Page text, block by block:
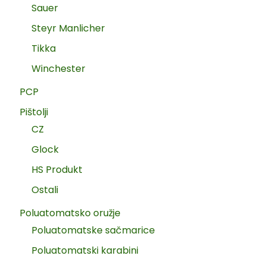
Sauer
Steyr Manlicher
Tikka
Winchester
PCP
Pištolji
CZ
Glock
HS Produkt
Ostali
Poluatomatsko oružje
Poluatomatske sačmarice
Poluatomatski karabini